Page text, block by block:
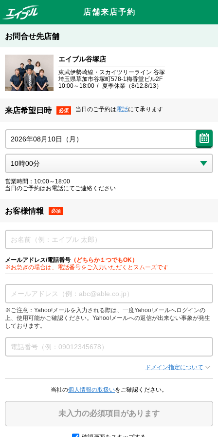
店舗来店予約
お問合せ先店舗
エイブル谷塚店
東武伊勢崎線・スカイツリーライン 谷塚
埼玉県草加市谷塚町578-1梅香堂ビル2F
10:00～18:00
夏季休業（8/12.8/13）
来店希望日時 必須 当日のご予約は電話にて承ります
営業時間：10:00～18:00
当日のご予約はお電話にてご連絡ください
お客様情報 必須
メールアドレス/電話番号 （どちらか１つでもOK）
※お急ぎの場合は、電話番号をご入力いただくとスムーズです
※ご注意：Yahoo!メールを入力される際は、一度Yahoo!メールへログインの
上、使用可能かご確認ください。Yahoo!メールへの返信が出来ない事象が発生
しております。
ドメイン指定について
当社の個人情報の取扱いをご確認ください。
未入力の必須項目があります